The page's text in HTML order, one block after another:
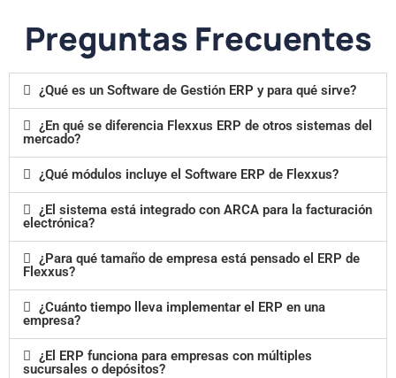
Preguntas Frecuentes
¿Qué es un Software de Gestión ERP y para qué sirve?
¿En qué se diferencia Flexxus ERP de otros sistemas del
mercado?
¿Qué módulos incluye el Software ERP de Flexxus?
¿El sistema está integrado con ARCA para la facturación
electrónica?
¿Para qué tamaño de empresa está pensado el ERP de
Flexxus?
¿Cuánto tiempo lleva implementar el ERP en una
empresa?
¿El ERP funciona para empresas con múltiples
sucursales o depósitos?